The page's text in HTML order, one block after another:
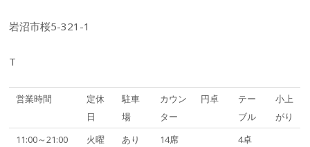
岩沼市桜5-321-1
T
営業時間
定休
日
駐車
場
カウン
ター
円卓
テー
ブル
小上
がり
11:00～21:00
火曜 あり 14席 4卓